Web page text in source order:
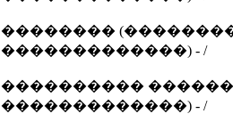
��������
�������������) - /
����������
�������������) - /